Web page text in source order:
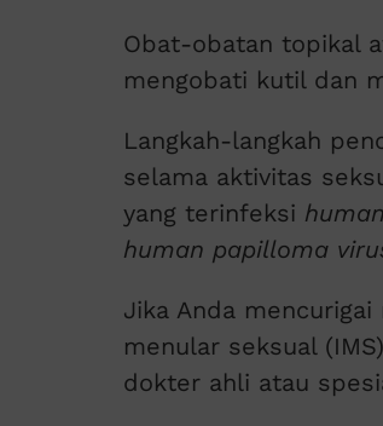
Obat-obatan topikal
mengobati kutil dan
Langkah-langkah
selama aktivitas
yang terinfeksi
human papilloma
Jika Anda
menular seksual
dokter ahli atau